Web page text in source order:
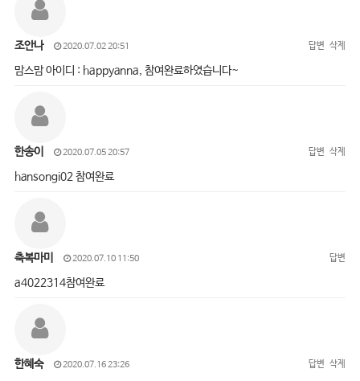
조안나 2020.07.02 20:51 답변 삭제
맘스맘 아이디 : happyanna, 참여완료하였습니다~
한송이 2020.07.05 20:57 답변 삭제
hansongi02 참여완료
축복마미 2020.07.10 11:50 답변
a4022314참여완료
한혜숙 2020.07.16 23:26 답변 삭제